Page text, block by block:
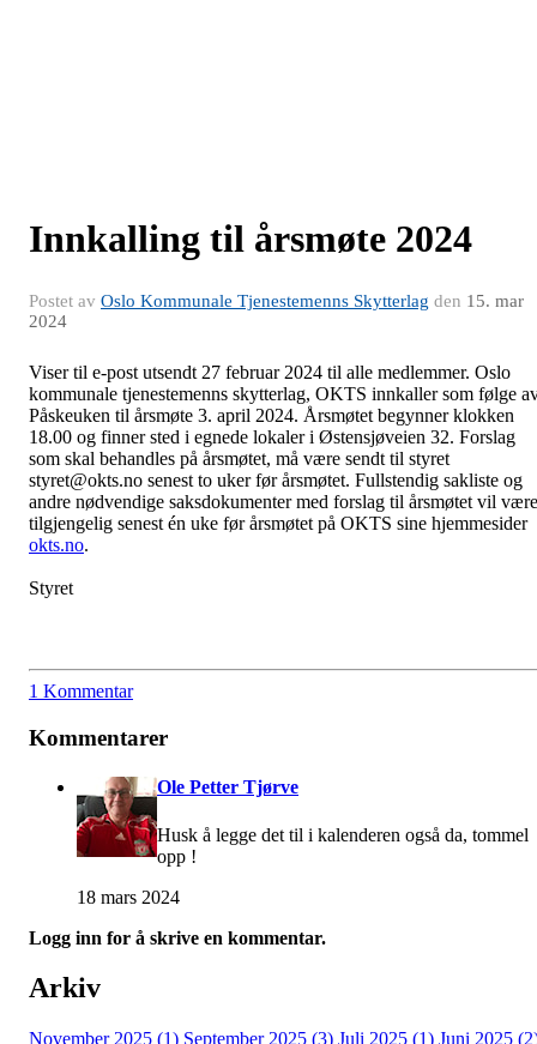
Innkalling til årsmøte 2024
Postet av Oslo Kommunale Tjenestemenns Skytterlag den 15. mar
2024
Viser til e-post utsendt 27 februar 2024 til alle medlemmer. Oslo
kommunale tjenestemenns skytterlag, OKTS innkaller som følge
Påskeuken til årsmøte 3. april 2024. Årsmøtet begynnerklokken
18.00 og finner sted i egnede lokaler i Østensjøveien 32. Forslag
som skal behandles på årsmøtet, må være sendt til styret
styret@okts.no senest to uker før årsmøtet. Fullstendig sakliste og
andre nødvendige saksdokumenter med forslag til årsmøtet vil være
tilgjengelig senest én uke før årsmøtet på OKTS sine hjemmesider
okts.no.
Styret
1 Kommentar
Kommentarer
Ole Petter Tjørve
Husk å legge det til i kalenderen også da, tommel
opp !
18 mars 2024
Logg inn for å skrive en kommentar.
Arkiv
November 2025 (1) September 2025 (3) Juli 2025 (1) Juni 2025